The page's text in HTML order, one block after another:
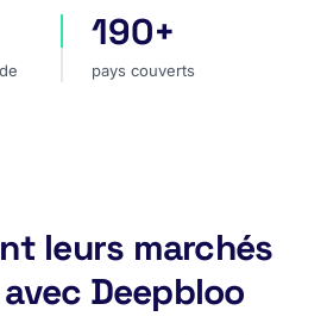
pays couverts
190+
pays couverts
leurs marchés
Deepbloo